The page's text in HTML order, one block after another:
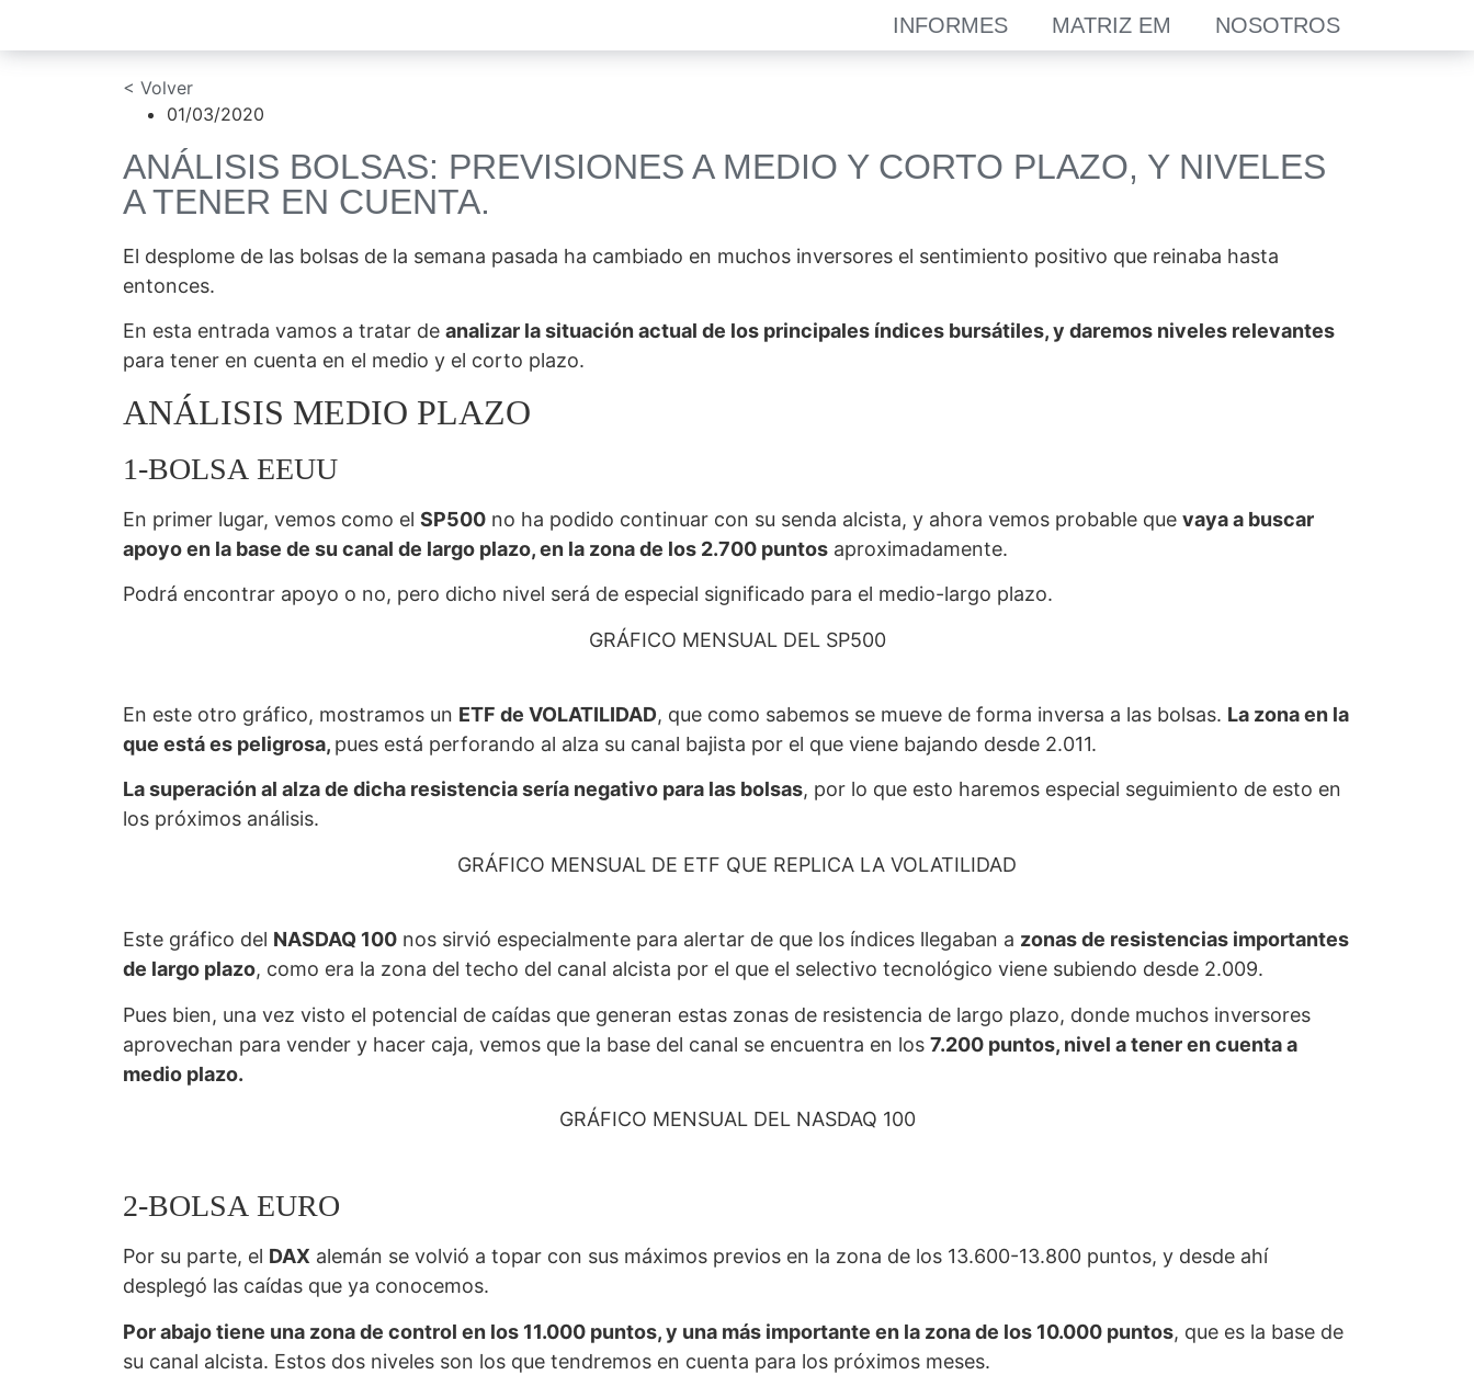
INFORMES MATRIZ EM NOSOTROS
< Volver
01/03/2020
ANÁLISIS BOLSAS: PREVISIONES A MEDIO Y CORTO PLAZO, Y NIVELES
A TENER EN CUENTA.
El desplome de las bolsas de la semana pasada ha cambiado en muchos inversores el sentimiento positivo que reinaba hasta
entonces.
En esta entrada vamos a tratar de analizar la situación actual de los principales índices bursátiles, y daremos niveles relevantes
para tener en cuenta en el medio y el corto plazo.
ANÁLISIS MEDIO PLAZO
1-BOLSA EEUU
En primer lugar, vemos como el SP500 no ha podido continuar con su senda alcista, y ahora vemos probable que vaya a buscar
apoyo en la base de su canal de largo plazo, en la zona de los 2.700 puntos aproximadamente.
Podrá encontrar apoyo o no, pero dicho nivel será de especial significado para el medio-largo plazo.
GRÁFICO MENSUAL DEL SP500
En este otro gráfico, mostramos un ETF de VOLATILIDAD, que como sabemos se mueve de forma inversa a las bolsas. La zona en la
que está es peligrosa, pues está perforando al alza su canal bajista por el que viene bajando desde 2.011.
La superación al alza de dicha resistencia sería negativo para las bolsas, por lo que esto haremos especial seguimiento de esto en
los próximos análisis.
GRÁFICO MENSUAL DE ETF QUE REPLICA LA VOLATILIDAD
Este gráfico del NASDAQ 100 nos sirvió especialmente para alertar de que los índices llegaban a zonas de resistencias importantes
de largo plazo, como era la zona del techo del canal alcista por el que el selectivo tecnológico viene subiendo desde 2.009.
Pues bien, una vez visto el potencial de caídas que generan estas zonas de resistencia de largo plazo, donde muchos inversores
aprovechan para vender y hacer caja, vemos que la base del canal se encuentra en los 7.200 puntos, nivel a tener en cuenta a
medio plazo.
GRÁFICO MENSUAL DEL NASDAQ 100
2-BOLSA EURO
Por su parte, el DAX alemán se volvió a topar con sus máximos previos en la zona de los 13.600-13.800 puntos, y desde ahí
desplegó las caídas que ya conocemos.
Por abajo tiene una zona de control en los 11.000 puntos, y una más importante en la zona de los 10.000 puntos, que es la base de
su canal alcista. Estos dos niveles son los que tendremos en cuenta para los próximos meses.